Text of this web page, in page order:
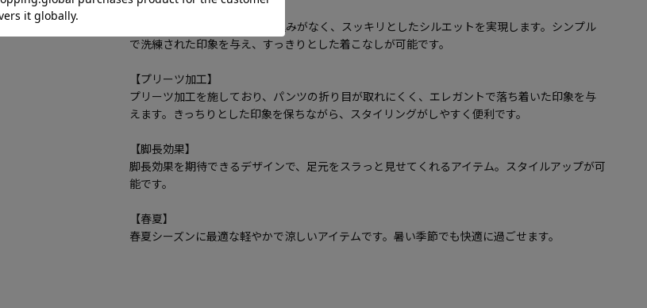
【ノータック】
パンツの腰回りに生地の折り込みがなく、スッキリとしたシルエットを実現します。シンプル
で洗練された印象を与え、すっきりとした着こなしが可能です。
【プリーツ加工】
プリーツ加工を施しており、パンツの折り目が取れにくく、エレガントで落ち着いた印象を与
えます。きっちりとした印象を保ちながら、スタイリングがしやすく便利です。
【脚長効果】
脚長効果を期待できるデザインで、足元をスラっと見せてくれるアイテム。スタイルアップが可
能です。
【春夏】
春夏シーズンに最適な軽やかで涼しいアイテムです。暑い季節でも快適に過ごせます。